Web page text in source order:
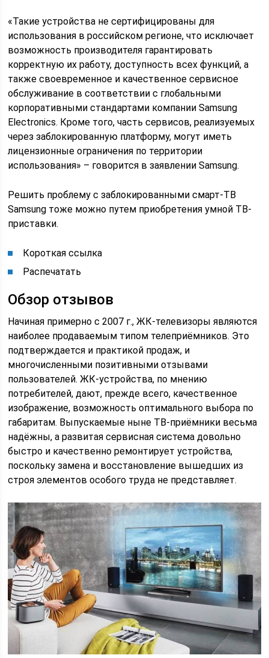
«Такие устройства не сертифицированы для
использования в российском регионе, что исключает
возможность производителя гарантировать
корректную их работу, доступность всех функций, а
также своевременное и качественное сервисное
обслуживание в соответствии с глобальными
корпоративными стандартами компании Samsung
Electronics. Кроме того, часть сервисов, реализуемых
через заблокированную платформу, могут иметь
лицензионные ограничения по территории
использования» – говорится в заявлении Samsung.
Решить проблему с заблокированными смарт-ТВ
Samsung тоже можно путем приобретения умной ТВ-
приставки.
Короткая ссылка
Распечатать
Обзор отзывов
Начиная примерно с 2007 г., ЖК-телевизоры являются
наиболее продаваемым типом телеприёмников. Это
подтверждается и практикой продаж, и
многочисленными позитивными отзывами
пользователей. ЖК-устройства, по мнению
потребителей, дают, прежде всего, качественное
изображение, возможность оптимального выбора по
габаритам. Выпускаемые ныне ТВ-приёмники весьма
надёжны, а развитая сервисная система довольно
быстро и качественно ремонтирует устройства,
поскольку замена и восстановление вышедших из
строя элементов особого труда не представляет.